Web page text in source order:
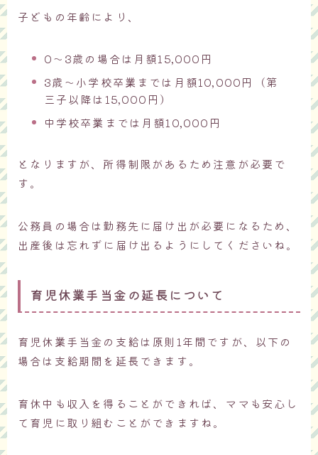
子どもの年齢により、
0～3歳の場合は月額15,000円
3歳～小学校卒業までは月額10,000円（第
三子以降は15,000円）
中学校卒業までは月額10,000円
となりますが、所得制限があるため注意が必要で
す。
公務員の場合は勤務先に届け出が必要になるため、
出産後は忘れずに届け出るようにしてくださいね。
育児休業手当金の延長について
育児休業手当金の支給は原則1年間ですが、以下の
場合は支給期間を延長できます。
育休中も収入を得ることができれば、ママも安心し
て育児に取り組むことができますね。